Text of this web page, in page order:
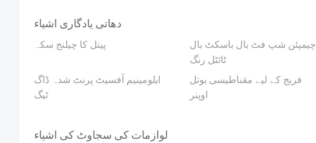
دھاتی یادگاری اشیاء
پیتل کا چیلنج سکہ
چیمپئن شپ فٹ بال باسکٹ بال
ٹائٹل رنگ
ایلومینیم آفسیٹ پرنٹ شدہ ڈاگ
ٹیگ
فریج کے لیے مقناطیسی بوتل
اوپنر
لوازمات کی سجاوٹ کی اشیاء